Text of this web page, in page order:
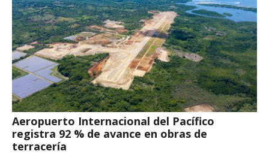
Aeropuerto Internacional del Pacífico
registra 92 % de avance en obras de
terracería